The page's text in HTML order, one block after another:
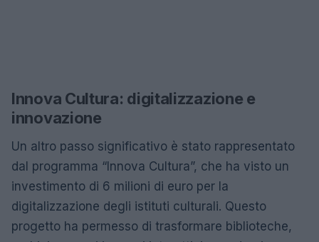
Innova Cultura: digitalizzazione e
innovazione
Un altro passo significativo è stato rappresentato
dal programma “Innova Cultura”, che ha visto un
investimento di 6 milioni di euro per la
digitalizzazione degli istituti culturali. Questo
progetto ha permesso di trasformare biblioteche,